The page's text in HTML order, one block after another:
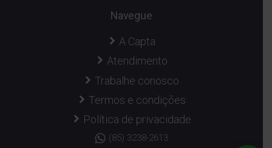
Navegue
A Capta
Atendimento
Trabalhe conosco
Termos e condições
Política de privacidade
(85) 3238-2613